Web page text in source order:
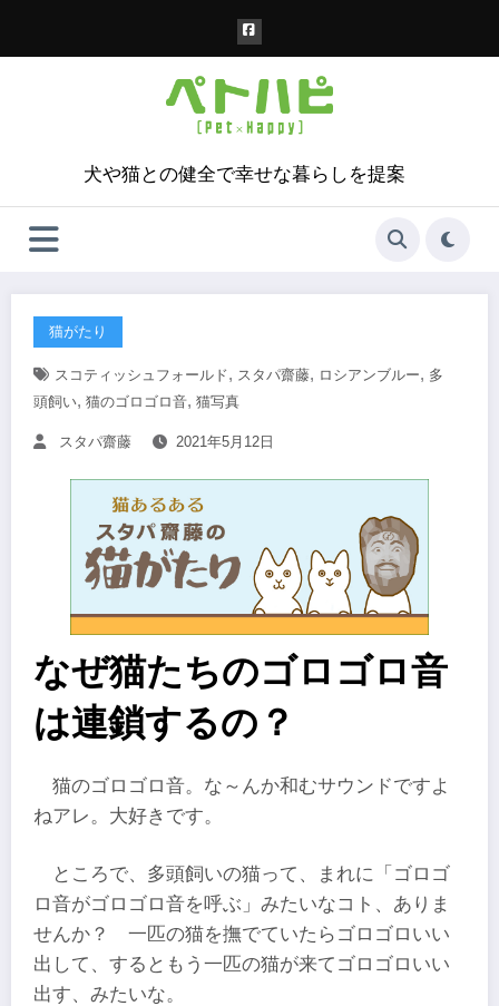
犬や猫との健全で幸せな暮らしを提案
猫がたり
スコティッシュフォールド, スタパ齋藤, ロシアンブルー, 多
頭飼い, 猫のゴロゴロ音, 猫写真
スタパ齋藤 2021年5月12日
なぜ猫たちのゴロゴロ音
は連鎖するの？
猫のゴロゴロ音。な～んか和むサウンドですよ
ねアレ。大好きです。
ところで、多頭飼いの猫って、まれに「ゴロゴ
ロ音がゴロゴロ音を呼ぶ」みたいなコト、ありま
せんか？ 一匹の猫を撫でていたらゴロゴロいい
出して、するともう一匹の猫が来てゴロゴロいい
出す、みたいな。